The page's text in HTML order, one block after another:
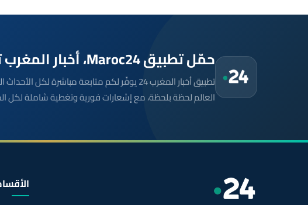
حمّل تطبيق Maroc24، أخبار المغرب تصلك أولاً
تطبيق أخبار المغرب 24 يوفّر لكم متابعة مباشرة
العالم لحظة بلحظة، مع إشعارات فورية وتغطية شاملة لكل